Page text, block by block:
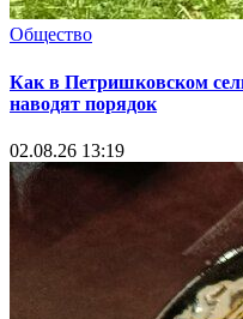
Общество
Как в Петришковском
наводят порядок
02.08.26 13:19